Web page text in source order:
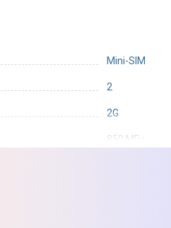
Mini-SIM
2
2G
850 МГц